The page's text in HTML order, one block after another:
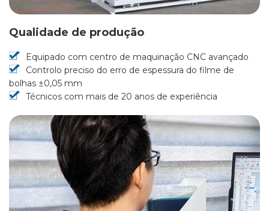
Qualidade de produção
Equipado com centro de maquinação CNC avançado
Controlo preciso do erro de espessura do filme de
bolhas ±0,05 mm
Técnicos com mais de 20 anos de experiência